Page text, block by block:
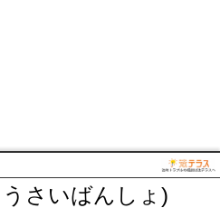
さいばんしょ)